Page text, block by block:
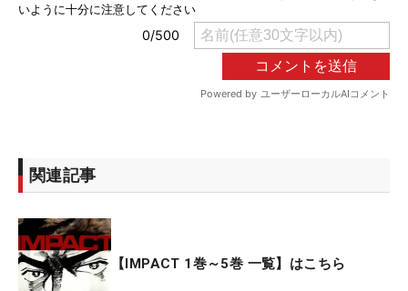
関連記事
【IMPACT 1巻～5巻 一覧】はこちら